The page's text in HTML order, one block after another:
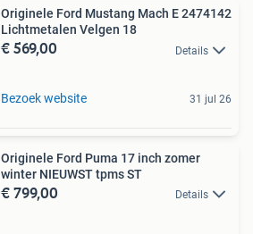
Originele Ford Mustang Mach E 2474142
Lichtmetalen Velgen 18
€ 569,00 Details
Bezoek website 31 jul 26
Originele Ford Puma 17 inch zomer
winter NIEUWST tpms ST
€ 799,00 Details